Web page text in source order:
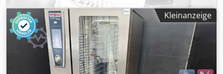
Gewährleistung auf elektrische Teile, beschränkt auf den
Ersatz defekter Teile, ohne Ein-und Ausbaukosten
Hochwertige Markengeräte zu fairen Preisen Professionelle
Überholung / Inspektion & fachmännische Reinigung
geprüft & voll funktionsfähig Versand oder Selbstabholung
flexibel wählbar Kompetente Beratung - vor und nach dem
Kauf Bereitstellung von Bedienanleitungen,
Kleinanzeige